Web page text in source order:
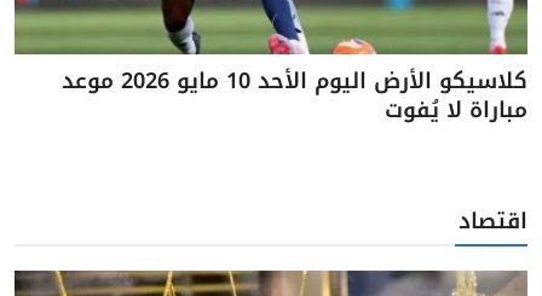
كلاسيكو الأرض اليوم الأحد 10 مايو 2026 موعد
مباراة لا يُفوت
اقتصاد